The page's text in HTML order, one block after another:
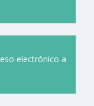
electrónico a